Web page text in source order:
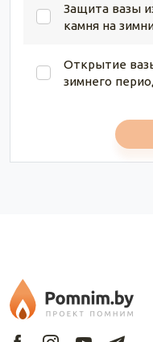
Защита вазы
камня на
Открытие
зимнего